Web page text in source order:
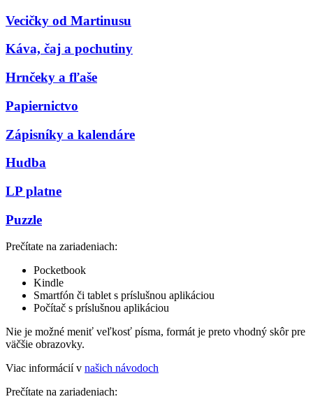
Vecičky od Martinusu
Káva, čaj a pochutiny
Hrnčeky a fľaše
Papiernictvo
Zápisníky a kalendáre
Hudba
LP platne
Puzzle
Prečítate na zariadeniach:
Pocketbook
Kindle
Smartfón či tablet s príslušnou aplikáciou
Počítač s príslušnou aplikáciou
Nie je možné meniť veľkosť písma, formát je preto vhodný skôr pre
väčšie obrazovky.
Viac informácií v našich návodoch
Prečítate na zariadeniach: